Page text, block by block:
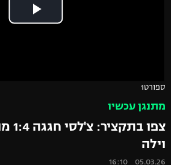
ליגיונרים
גביע המדינה
ליגה אירופית
ליגה אנגלית
כדורסל ישראלי
ליגה לאומית
כדורסל עולמי
NBA
ספורט1
מתנגן עכשיו
צפו
וילה
05.03.26 16:10